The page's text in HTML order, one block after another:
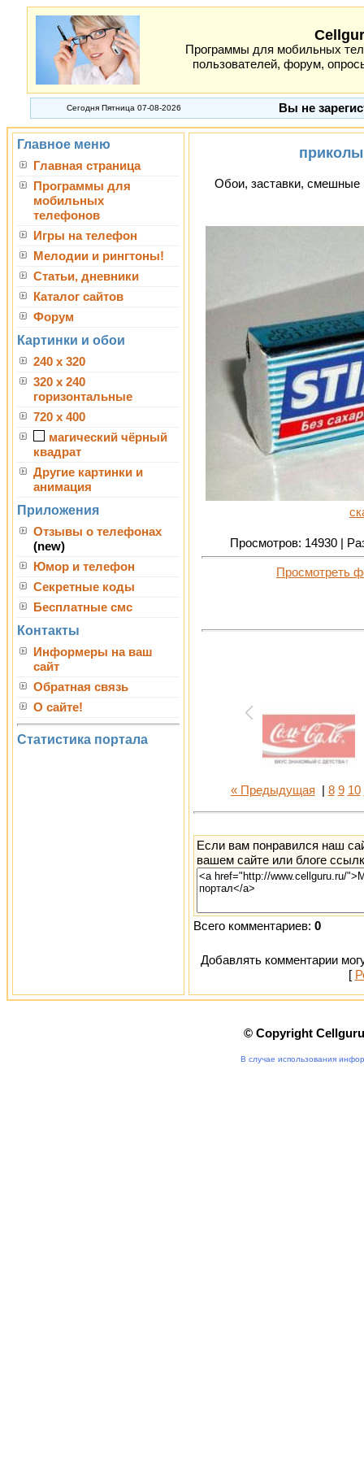
Программы для мобильных
пользователей, форум,
Сегодня Пятница 07-08-2026 Вы не
Главное меню
Главная страница
Программы для
мобильных
телефонов
Игры на телефон
Мелодии и рингтоны!
Статьи, дневники
Каталог сайтов
Форум
Картинки и обои
240 x 320
320 x 240
горизонтальные
720 x 400
магический чёрный
квадрат
Другие картинки и
анимация
Приложения
Отзывы о телефонах
(new)
Юмор и телефон
Секретные коды
Бесплатные смс
Контакты
Информеры на ваш
сайт
Обратная связь
О сайте!
Статистика портала
Обои, заставки, смешные
Просмотров: 14930 |
Просмотреть
« Предыдущая 8 9 10
Если вам понравился наш
вашем сайте или блоге
Всего комментариев: 0
Добавлять комментарии
[
© Copyright
В случае использования